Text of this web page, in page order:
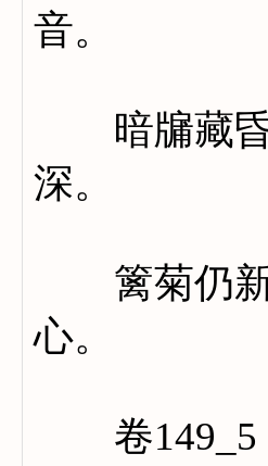
音。
暗牖藏昏
深。
篱菊仍新
心。
卷149_5